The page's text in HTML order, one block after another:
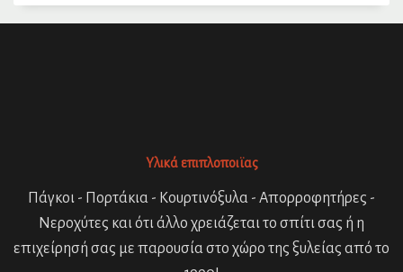
Υλικά επιπλοποιϊας
Πάγκοι - Πορτάκια - Κουρτινόξυλα - Απορροφητήρες -
Νεροχύτες και ότι άλλο χρειάζεται το σπίτι σας ή η
επιχείρησή σας με παρουσία στο χώρο της ξυλείας από το